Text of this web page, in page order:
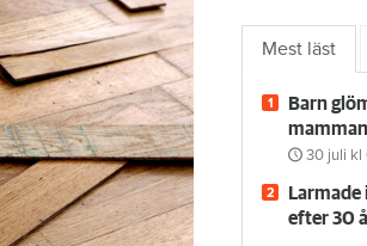
Mest läst
Barn
30 juli kl
Larmade
efter 30